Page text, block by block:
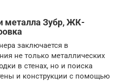
металла Зубр, ЖК-
заключается в
не только металлических
в стенах, но и поиска
и конструкции с помощью